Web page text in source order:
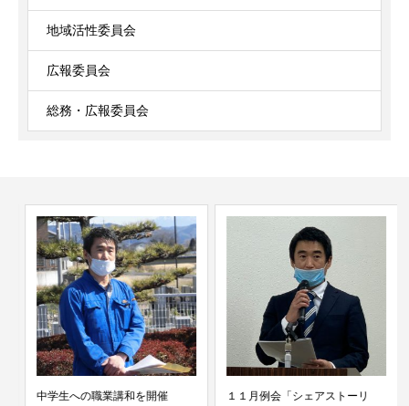
地域活性委員会
広報委員会
総務・広報委員会
中学生への職業講和を開催 １１月例会「シェアストーリ